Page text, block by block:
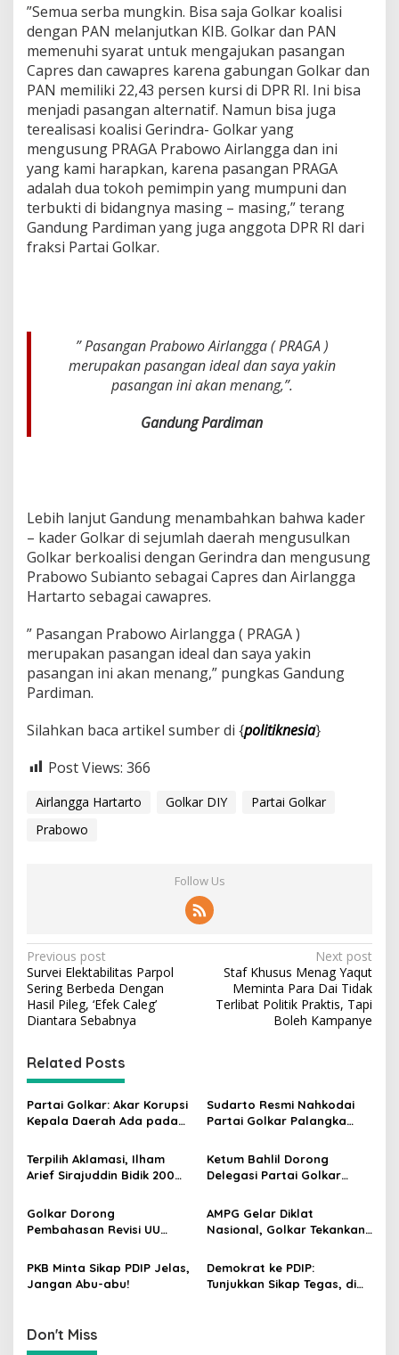
”Semua serba mungkin. Bisa saja Golkar koalisi
dengan PAN melanjutkan KIB. Golkar dan PAN
memenuhi syarat untuk mengajukan pasangan
Capres dan cawapres karena gabungan Golkar dan
PAN memiliki 22,43 persen kursi di DPR RI. Ini bisa
menjadi pasangan alternatif. Namun bisa juga
terealisasi koalisi Gerindra- Golkar yang
mengusung PRAGA Prabowo Airlangga dan ini
yang kami harapkan, karena pasangan PRAGA
adalah dua tokoh pemimpin yang mumpuni dan
terbukti di bidangnya masing – masing,” terang
Gandung Pardiman yang juga anggota DPR RI dari
fraksi Partai Golkar.
” Pasangan Prabowo Airlangga ( PRAGA )
merupakan pasangan ideal dan saya yakin
pasangan ini akan menang,”.
Gandung Pardiman
Lebih lanjut Gandung menambahkan bahwa kader
– kader Golkar di sejumlah daerah mengusulkan
Golkar berkoalisi dengan Gerindra dan mengusung
Prabowo Subianto sebagai Capres dan Airlangga
Hartarto sebagai cawapres.
” Pasangan Prabowo Airlangga ( PRAGA )
merupakan pasangan ideal dan saya yakin
pasangan ini akan menang,” pungkas Gandung
Pardiman.
Silahkan baca artikel sumber di {politiknesia}
Post Views: 366
Airlangga Hartarto Golkar DIY
Partai Golkar
Prabowo
Follow Us
P
o
s
n
a
v
g
a
t
i
o
n
Previous post
Survei Elektabilitas Parpol
Sering Berbeda Dengan
Hasil Pileg, ‘Efek Caleg’
Diantara Sebabnya
Next post
Staf Khusus Menag Yaqut
Meminta Para Dai Tidak
Terlibat Politik Praktis, Tapi
Boleh Kampanye
Related Posts
Partai Golkar: Akar Korupsi
Kepala Daerah Ada pada
Pilkada
Sudarto Resmi Nahkodai
Partai Golkar Palangka
Semakin Solid dan
Dipercaya Rakyat
Terpilih Aklamasi, Ilham
Arief Sirajuddin Bidik 200
Pemilu 2029
Ketum Bahlil Dorong
Delegasi Partai Golkar
Ngabalin Belajar Hilirisasi
Hingga Industrialisasi dari
Golkar Dorong
Pembahasan Revisi UU
Kajian Putusan MK Sudah
Tuntas
AMPG Gelar Diklat
Nasional, Golkar Tekankan
Tantangan Zaman
PKB Minta Sikap PDIP Jelas,
Jangan Abu-abu!
Demokrat ke PDIP:
Tunjukkan Sikap Tegas, di
Don't Miss